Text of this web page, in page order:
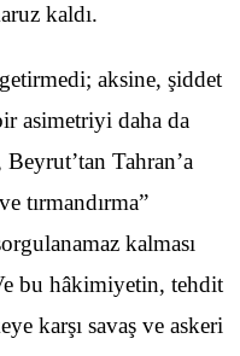
kaldı.
aksine, şiddet
asimetriyi daha da
Tahran’a
tırmandırma”
kalması
bu hâkimiyetin, tehdit
karşı savaş ve askeri